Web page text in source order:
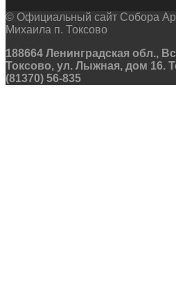
© Официальный сайт Собора
Михаила п. Токсово
188664 Ленинградская обл.,
Токсово, ул. Лыжная, дом 16.
(81370) 56-835